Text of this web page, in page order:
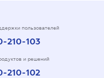
пользователей
210-103
и решений
210-102